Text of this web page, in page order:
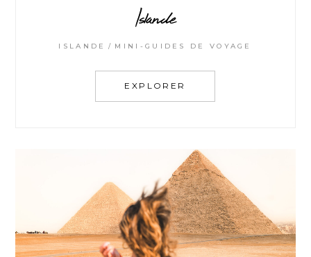
Islande
ISLANDE MINI-GUIDES DE VOYAGE
EXPLORER